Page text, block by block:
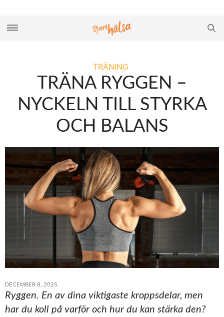
TRÄNING
TRÄNA RYGGEN –
NYCKELN TILL STYRKA
OCH BALANS
DECEMBER 8, 2025
Ryggen. En av dina viktigaste kroppsdelar, men
har du koll på varför och hur du kan stärka den?